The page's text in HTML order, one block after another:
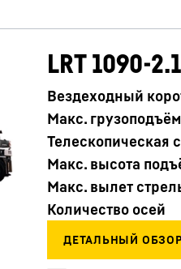
Карьера в
LRT 1090-2.1
Вездеходный
Макс.
Телескопическая
Макс. высота
Макс. вылет
Количество осей